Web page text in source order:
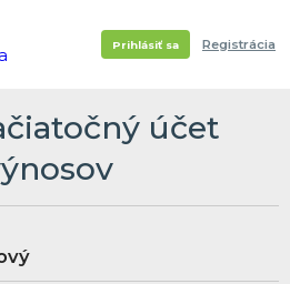
Prihlásiť sa Registrácia
účet